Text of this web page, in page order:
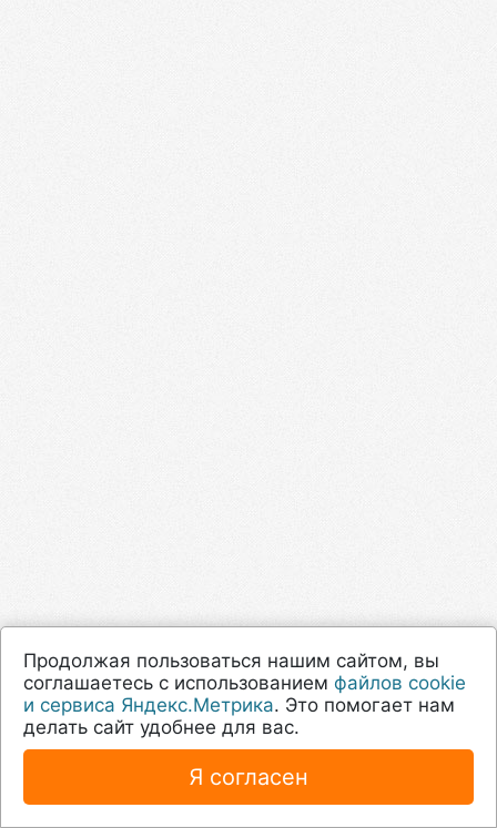
Продолжая пользоваться нашим сайтом, вы
соглашаетесь с использованием файлов cookie
и сервиса Яндекс.Метрика. Это помогает нам
делать сайт удобнее для вас.
Я согласен